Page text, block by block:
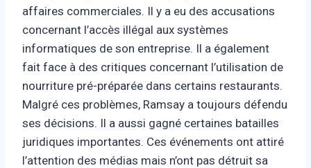
affaires commerciales. Il y a eu des accusations
concernant l’accès illégal aux systèmes
informatiques de son entreprise. Il a également
fait face à des critiques concernant l’utilisation de
nourriture pré-préparée dans certains restaurants.
Malgré ces problèmes, Ramsay a toujours défendu
ses décisions. Il a aussi gagné certaines batailles
juridiques importantes. Ces événements ont attiré
l’attention des médias mais n’ont pas détruit sa